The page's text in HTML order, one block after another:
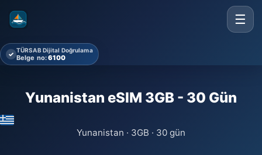
☰
✓ TÜRSAB Dijital Doğrulama
Belge no:6100
Yunanistan eSIM 3GB - 30 Gün
Yunanistan · 3GB · 30 gün